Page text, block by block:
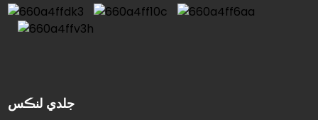
جلدي لنڪس